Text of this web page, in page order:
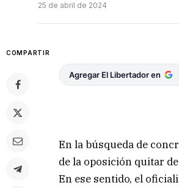
25 de abril de 2024
COMPARTIR
Agregar El Libertador en
En la búsqueda de
de la oposición quitar
En ese sentido, el